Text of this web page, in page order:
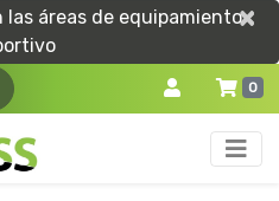
áreas de equipamiento×
×
0